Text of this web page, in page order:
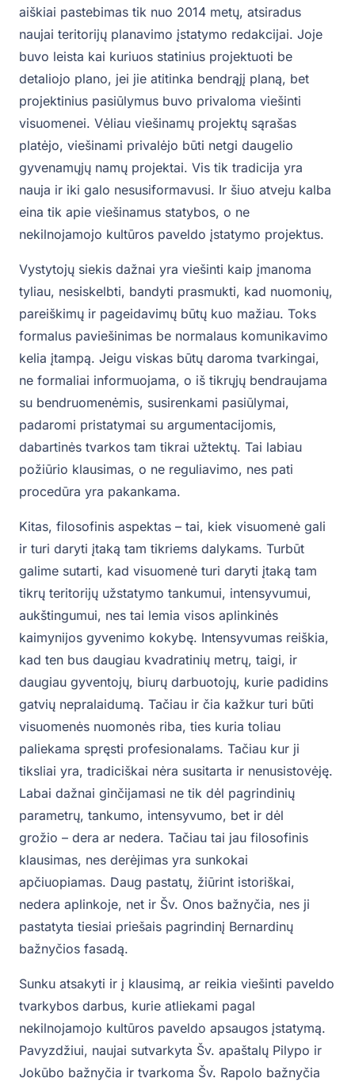
aiškiai pastebimas tik nuo 2014 metų, atsiradus
naujai teritorijų planavimo įstatymo redakcijai. Joje
buvo leista kai kuriuos statinius projektuoti be
detaliojo plano, jei jie atitinka bendrąjį planą, bet
projektinius pasiūlymus buvo privaloma viešinti
visuomenei. Vėliau viešinamų projektų sąrašas
platėjo, viešinami privalėjo būti netgi daugelio
gyvenamųjų namų projektai. Vis tik tradicija yra
nauja ir iki galo nesusiformavusi. Ir šiuo atveju kalba
eina tik apie viešinamus statybos, o ne
nekilnojamojo kultūros paveldo įstatymo projektus.
Vystytojų siekis dažnai yra viešinti kaip įmanoma
tyliau, nesiskelbti, bandyti prasmukti, kad nuomonių,
pareiškimų ir pageidavimų būtų kuo mažiau. Toks
formalus paviešinimas be normalaus komunikavimo
kelia įtampą. Jeigu viskas būtų daroma tvarkingai,
ne formaliai informuojama, o iš tikrųjų bendraujama
su bendruomenėmis, susirenkami pasiūlymai,
padaromi pristatymai su argumentacijomis,
dabartinės tvarkos tam tikrai užtektų. Tai labiau
požiūrio klausimas, o ne reguliavimo, nes pati
procedūra yra pakankama.
Kitas, filosofinis aspektas – tai, kiek visuomenė gali
ir turi daryti įtaką tam tikriems dalykams. Turbūt
galime sutarti, kad visuomenė turi daryti įtaką tam
tikrų teritorijų užstatymo tankumui, intensyvumui,
aukštingumui, nes tai lemia visos aplinkinės
kaimynijos gyvenimo kokybę. Intensyvumas reiškia,
kad ten bus daugiau kvadratinių metrų, taigi, ir
daugiau gyventojų, biurų darbuotojų, kurie padidins
gatvių nepralaidumą. Tačiau ir čia kažkur turi būti
visuomenės nuomonės riba, ties kuria toliau
paliekama spręsti profesionalams. Tačiau kur ji
tiksliai yra, tradiciškai nėra susitarta ir nenusistovėję.
Labai dažnai ginčijamasi ne tik dėl pagrindinių
parametrų, tankumo, intensyvumo, bet ir dėl
grožio – dera ar nedera. Tačiau tai jau filosofinis
klausimas, nes derėjimas yra sunkokai
apčiuopiamas. Daug pastatų, žiūrint istoriškai,
nedera aplinkoje, net ir Šv. Onos bažnyčia, nes ji
pastatyta tiesiai priešais pagrindinį Bernardinų
bažnyčios fasadą.
Sunku atsakyti ir į klausimą, ar reikia viešinti paveldo
tvarkybos darbus, kurie atliekami pagal
nekilnojamojo kultūros paveldo apsaugos įstatymą.
Pavyzdžiui, naujai sutvarkyta Šv. apaštalų Pilypo ir
Jokūbo bažnyčia ir tvarkoma Šv. Rapolo bažnyčia